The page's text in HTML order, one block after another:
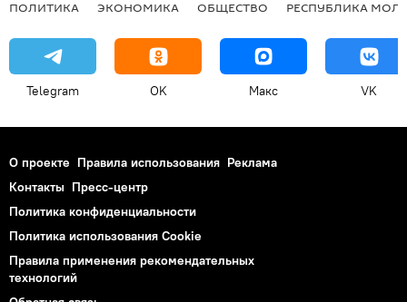
ПОЛИТИКА ЭКОНОМИКА ОБЩЕСТВО РЕСПУБЛИКА
Telegram OK Макс VK
О проекте Правила использования Реклама
Контакты Пресс-центр
Политика конфиденциальности
Политика использования Cookie
Правила применения рекомендательных
технологий